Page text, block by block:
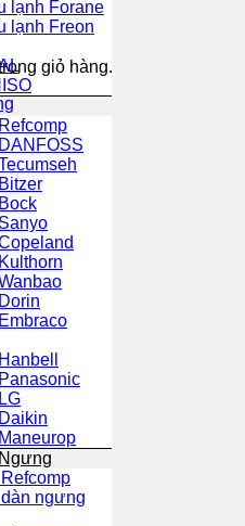
giỏ hàng.
lạnh Forane
lạnh Freon
ngưng